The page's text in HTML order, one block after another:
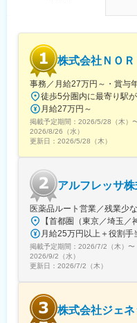
株式会社ＮＯＲ
事務／月給27万円～・賞与
月給27万円～
掲載予定期間： 2026/5/28（木）
2026/8/26（水）
更新日： 2026/5/28（木）
アルフレッサ
医薬品ルート営業／残業少
掲載予定期間： 2026/7/2（木） 〜
2026/9/2（水）
更新日： 2026/7/2（木）
株式会社ジェネ